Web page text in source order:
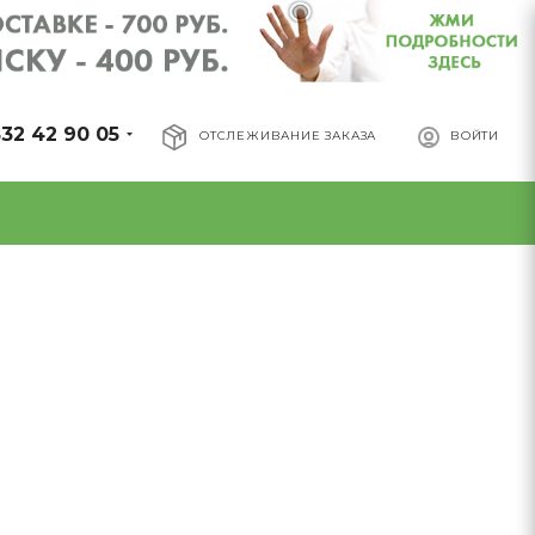
ОТСЛЕЖИВАНИЕ ЗАКАЗА ВОЙТИ
42 90 05